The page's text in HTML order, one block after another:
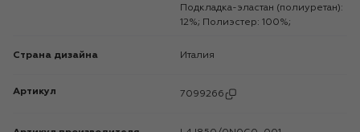
Подкладка-эластан (полиуретан):
12%; Полиэстер: 100%;
Страна дизайна Италия
Артикул 7099266